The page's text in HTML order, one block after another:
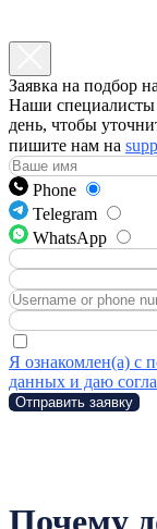
Заявка на подбор
Наши специалисты
день, чтобы
пишите нам на
Phone
Telegram
WhatsApp
Я ознакомлен(а) с
данных и даю
Отправить заявку